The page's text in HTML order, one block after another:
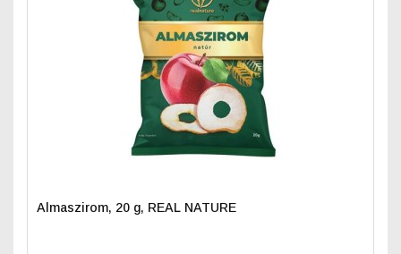
Almaszirom, 20 g, REAL NATURE